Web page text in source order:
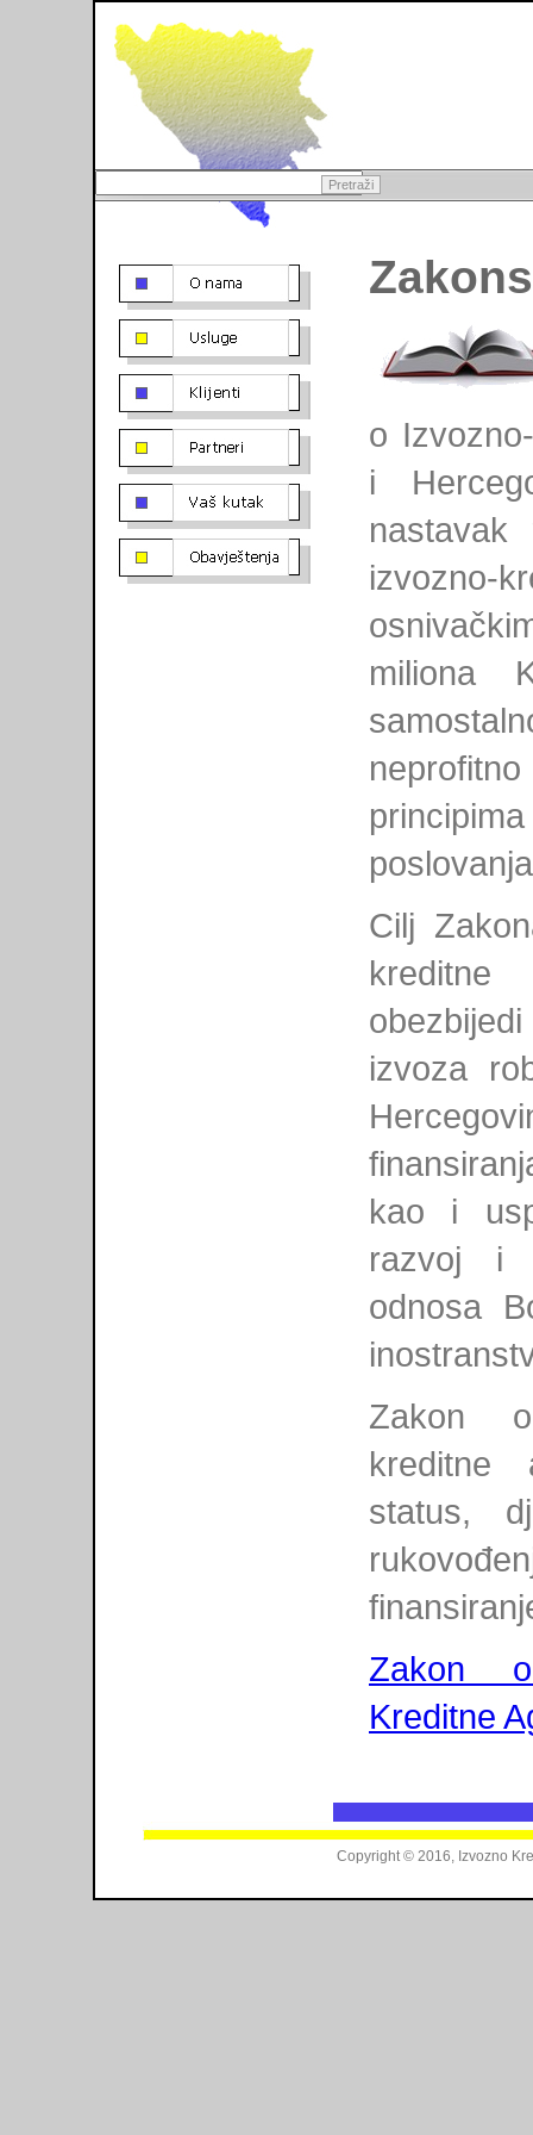
Institucionalni razvoj
Uprava
Organizacija
Regulativa
Osoblje
Financijski izvještaji
Faktoring
Garancije
Klijenti
Asocijacije
Banke
Institucije
LogIn za klijente
Novosti
Bilten
Konkursi
o
i
miliona
Cilj
izvoza
kao i
razvoj i
odnosa
Zakon
kreditne
status,
Zakon
Kreditne
Copyright © 2016, Izvozno